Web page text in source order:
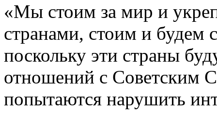
«Мы стоим за мир и
странами, стоим и будем
поскольку эти страны
отношений с Советским
попытаются нарушить